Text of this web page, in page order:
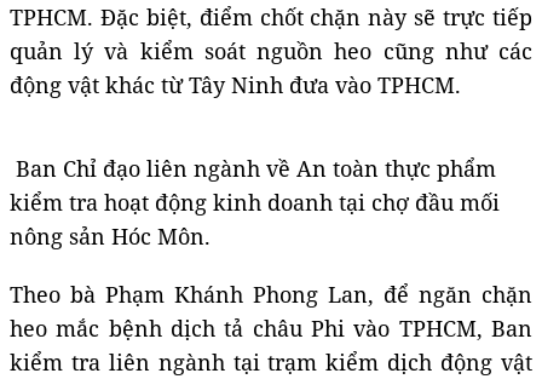
TPHCM. Đặc biệt, điểm chốt chặn này sẽ trực tiếp
quản lý và kiểm soát nguồn heo cũng như các
động vật khác từ Tây Ninh đưa vào TPHCM.
Ban Chỉ đạo liên ngành về An toàn thực phẩm
kiểm tra hoạt động kinh doanh tại chợ đầu mối
nông sản Hóc Môn.
Theo bà Phạm Khánh Phong Lan, để ngăn chặn
heo mắc bệnh dịch tả châu Phi vào TPHCM, Ban
kiểm tra liên ngành tại trạm kiểm dịch động vật